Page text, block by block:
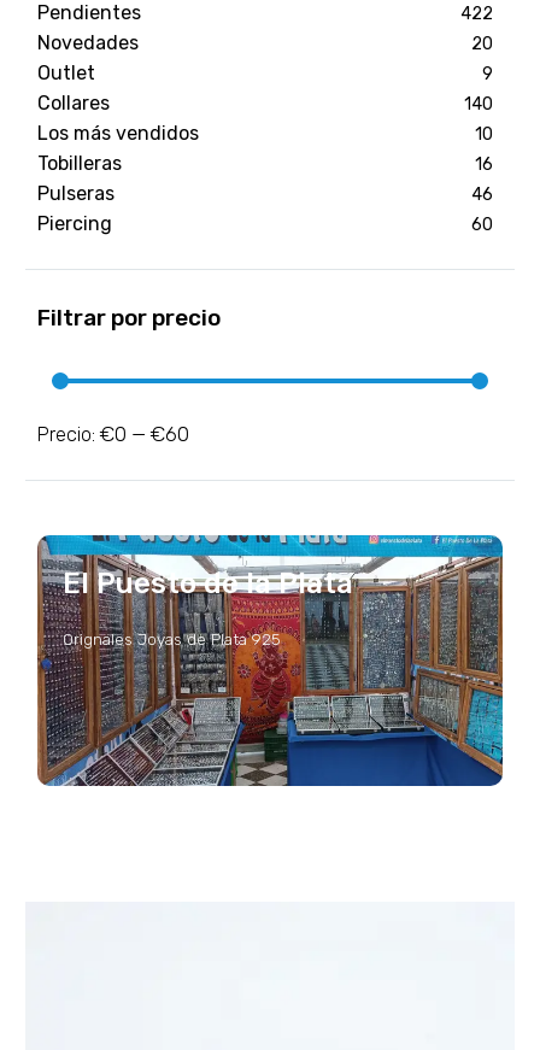
Pendientes 422
Novedades 20
Outlet 9
Collares 140
Los más vendidos 10
Tobilleras 16
Pulseras 46
Piercing 60
Filtrar por precio
Precio:€0 —€60
El Puesto de la Plata
Orignales Joyas de Plata 925